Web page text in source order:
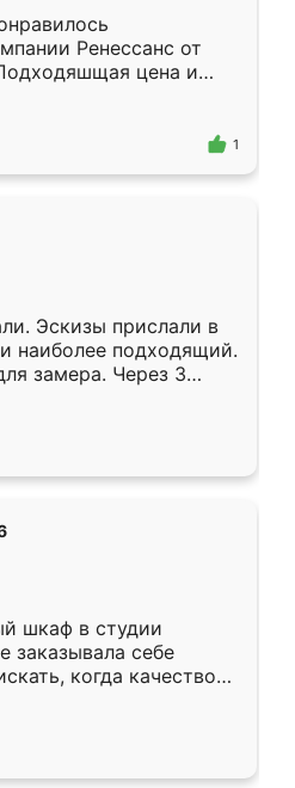
Ренессанс от
цена и
Приехавший
Владислав
эскизу самый
1
Эскизы прислали в
наиболее подходящий.
замера. Через 3
готова. Остались
Ренессанс
работу!
шкаф в студии
заказывала себе
когда качеством
кухня уже почти
нет.